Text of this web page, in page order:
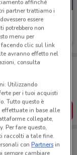
vicino a te,
comodamente
affinché
partner trattiamo i
essere
potrebbero non
menu per
facendo clic sul link
avranno effetto nel
consulta
Utilizzando
per i tuoi acquisti
Tutto questo è
effettuate in base alle
collegate,
Per fare questo,
raccolti a tale fine.
conPartnersin
sempre cambiare